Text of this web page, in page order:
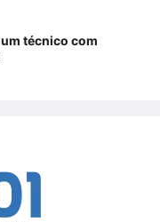
técnico com